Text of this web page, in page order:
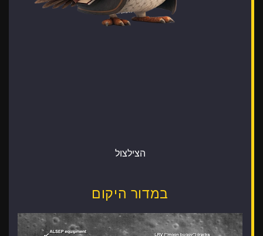
הצילצול
במדור היקום